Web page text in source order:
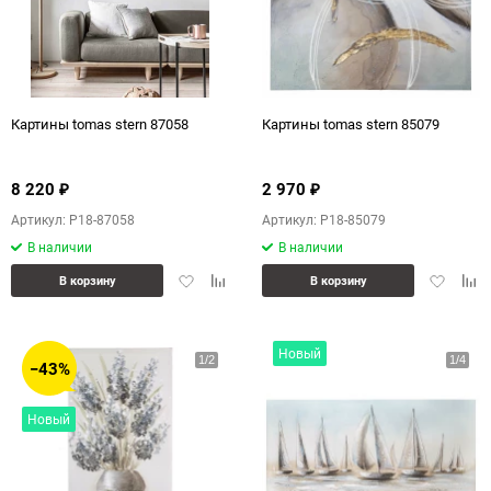
Картины tomas stern 87058
8 220 ₽
Артикул: P18-87058
В наличии
ДобавитьДобавить
В корзину
Картины tomas stern 85079
2 970 ₽
Артикул: P18-85079
В наличии
В корзину
−43%
Новый
Новый